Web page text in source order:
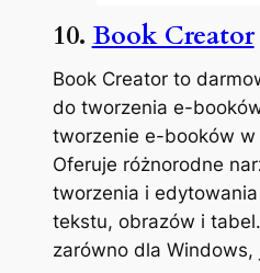
10. Book Creator
Book Creator to
do tworzenia e-
tworzenie e-booków
Oferuje różnorodne
tworzenia i
tekstu, obrazów i
zarówno dla Windows,